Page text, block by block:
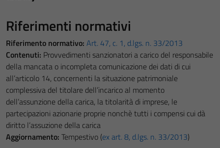
Riferimenti normativi
Riferimento normativo: Art. 47, c. 1, d.lgs. n. 33/2013
Contenuti: Provvedimenti sanzionatori a carico del responsabile
della mancata o incompleta comunicazione dei dati di cui
all’articolo 14, concernenti la situazione patrimoniale
complessiva del titolare dell’incarico al momento
dell’assunzione della carica, la titolarità di imprese, le
partecipazioni azionarie proprie nonchè tutti i compensi cui dà
diritto l’assuzione della carica
Aggiornamento: Tempestivo (ex art. 8, d.lgs. n. 33/2013)